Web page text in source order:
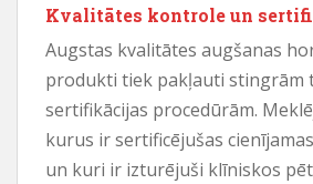
Kvalitātes kontrole un
Augstas kvalitātes augšanas
produkti tiek pakļauti stingrām
sertifikācijas procedūrām.
kurus ir sertificējušas
un kuri ir izturējuši klīniskos